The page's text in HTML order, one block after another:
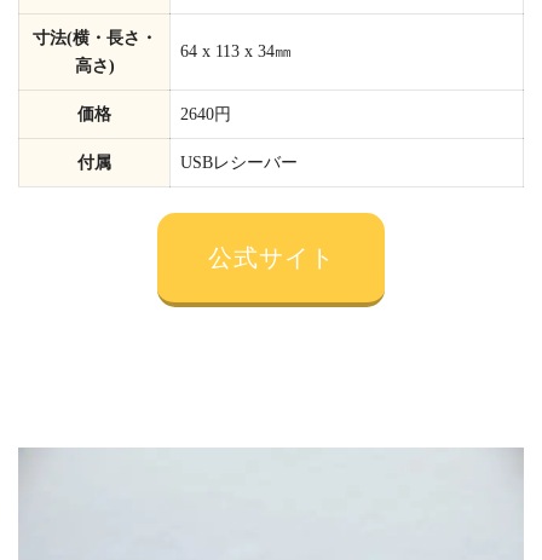
寸法(横・長さ・
高さ)
64 x 113 x 34㎜
価格 2640円
付属 USBレシーバー
公式サイト